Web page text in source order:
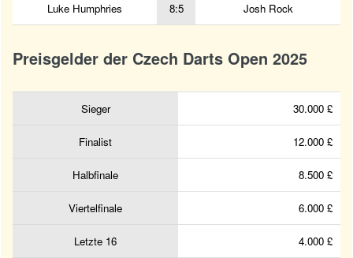
Luke Humphries 8:5 Josh Rock
Preisgelder der Czech Darts Open 2025
Sieger 30.000 £
Finalist 12.000 £
Halbfinale 8.500 £
Viertelfinale 6.000 £
Letzte 16 4.000 £